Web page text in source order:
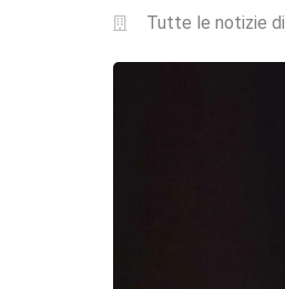
Tutte le notizie di